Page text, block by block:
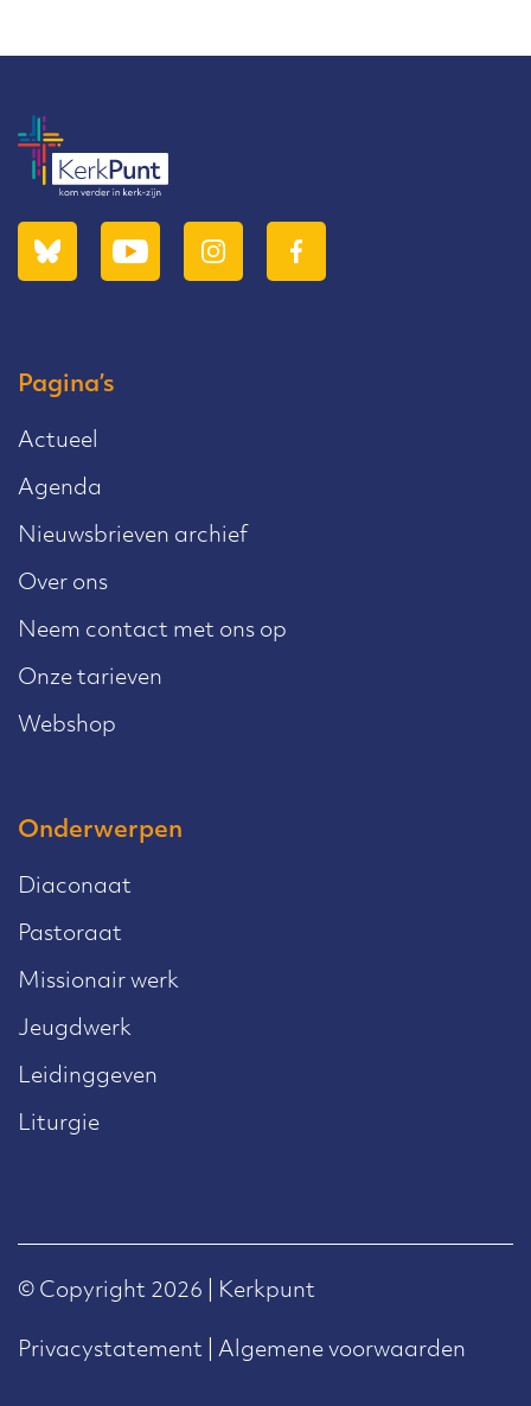
Pagina’s
Actueel
Agenda
Nieuwsbrieven archief
Over ons
Neem contact met ons op
Onze tarieven
Webshop
Onderwerpen
Diaconaat
Pastoraat
Missionair werk
Jeugdwerk
Leidinggeven
Liturgie
© Copyright 2026 | Kerkpunt
Privacystatement Algemene voorwaarden